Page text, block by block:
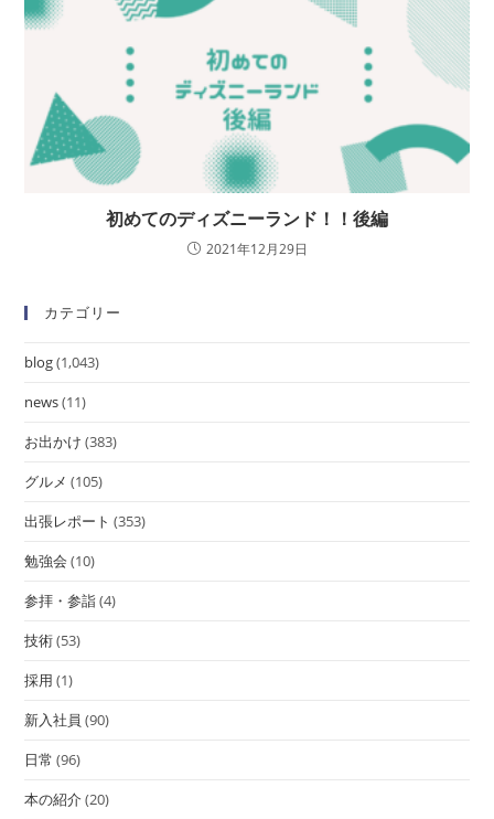
初めてのディズニーランド！！後編
2021年12月29日
カテゴリー
blog(1,043)
news(11)
お出かけ (383)
グルメ (105)
出張レポート (353)
勉強会 (10)
参拝・参詣(4)
技術(53)
採用 (1)
新入社員 (90)
日常 (96)
本の紹介(20)